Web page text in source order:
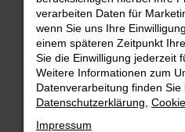
Beim Laden ist ein Fehler
Hier sind ein paar Tipps,
Überprüfe deine
Internetverbindung.
Laden andere
Suchmaschine?
verarbeiten Daten für
wenn Sie uns Ihre
einem späteren Zeitpunkt
Sie die Einwilligung jederzeit
Weitere Informationen zum
Datenverarbeitung finden Sie
Datenschutzerklärung
Impressum